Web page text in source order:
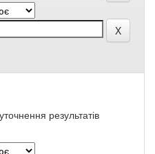
результатів